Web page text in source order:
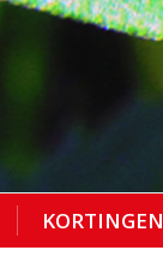
KORTINGEN